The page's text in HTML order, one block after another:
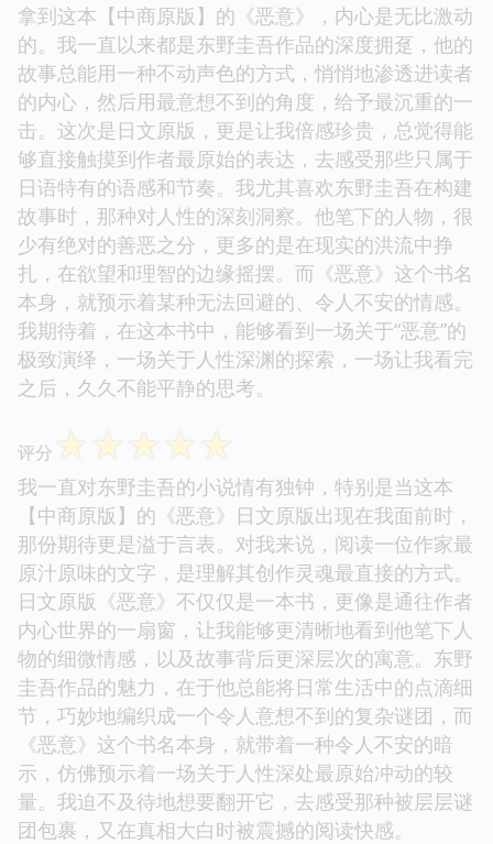
拿到这本【中商原版】的《恶意》，内心是无比激动
的。我一直以来都是东野圭吾作品的深度拥趸，他的
故事总能用一种不动声色的方式，悄悄地渗透进读者
的内心，然后用最意想不到的角度，给予最沉重的一
击。这次是日文原版，更是让我倍感珍贵，总觉得能
够直接触摸到作者最原始的表达，去感受那些只属于
日语特有的语感和节奏。我尤其喜欢东野圭吾在构建
故事时，那种对人性的深刻洞察。他笔下的人物，很
少有绝对的善恶之分，更多的是在现实的洪流中挣
扎，在欲望和理智的边缘摇摆。而《恶意》这个书名
本身，就预示着某种无法回避的、令人不安的情感。
我期待着，在这本书中，能够看到一场关于“恶意”的
极致演绎，一场关于人性深渊的探索，一场让我看完
之后，久久不能平静的思考。
评分 ☆☆☆☆☆
我一直对东野圭吾的小说情有独钟，特别是当这本
【中商原版】的《恶意》日文原版出现在我面前时，
那份期待更是溢于言表。对我来说，阅读一位作家最
原汁原味的文字，是理解其创作灵魂最直接的方式。
日文原版《恶意》不仅仅是一本书，更像是通往作者
内心世界的一扇窗，让我能够更清晰地看到他笔下人
物的细微情感，以及故事背后更深层次的寓意。东野
圭吾作品的魅力，在于他总能将日常生活中的点滴细
节，巧妙地编织成一个令人意想不到的复杂谜团，而
《恶意》这个书名本身，就带着一种令人不安的暗
示，仿佛预示着一场关于人性深处最原始冲动的较
量。我迫不及待地想要翻开它，去感受那种被层层谜
团包裹，又在真相大白时被震撼的阅读快感。